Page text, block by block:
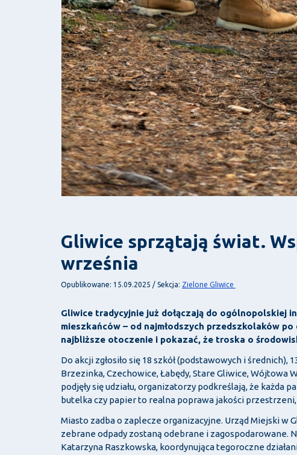
Gliwice sprzątają świat.
września
Opublikowane: 15.09.2025 / Sekcja: Zielone Gliwice
Gliwice tradycyjnie już dołączają do ogólnopolskiej
mieszkańców – od najmłodszych przedszkolaków
najbliższe otoczenie i pokazać, że troska o
Do akcji zgłosiło się 18 szkół (podstawowych i
Brzezinka, Czechowice, Łabędy, Stare Gliwice, Wójtowa
podjęły się udziału, organizatorzy podkreślają, że każda
butelka czy papier to realna poprawa jakości
Miasto zadba o zaplecze organizacyjne. Urząd Miejski
zebrane odpady zostaną odebrane i zagospodarowane.
Katarzyna Raszkowska, koordynująca tegoroczne